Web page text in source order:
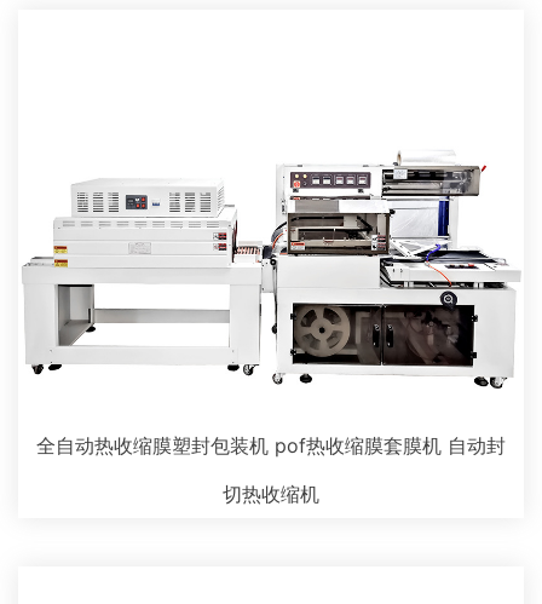
全自动热收缩膜塑封包装机 pof热收缩膜套膜机 自动封
切热收缩机